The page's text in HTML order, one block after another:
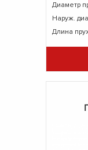
Диаметр
Наруж.
Длина